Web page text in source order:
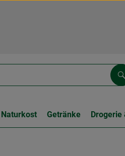
Naturkost Getränke Drogerie